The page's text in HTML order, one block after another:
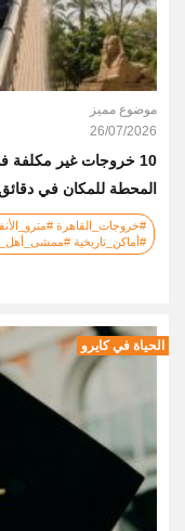
موضوع مميز
26/07/2026
10 خروجات غير مكلفة
المحطة للمكان في
#خروجات_القاهرة
#أماكن_تاريخية
الحياة في كايرو